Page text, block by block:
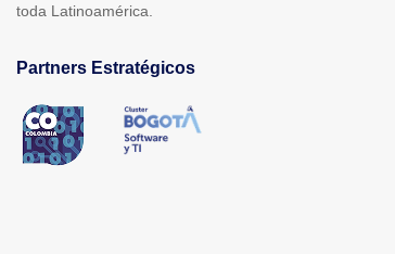
toda Latinoamérica.
Partners Estratégicos